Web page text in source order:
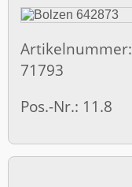
Artikelnummer:
71793
Pos.-Nr.: 11.8